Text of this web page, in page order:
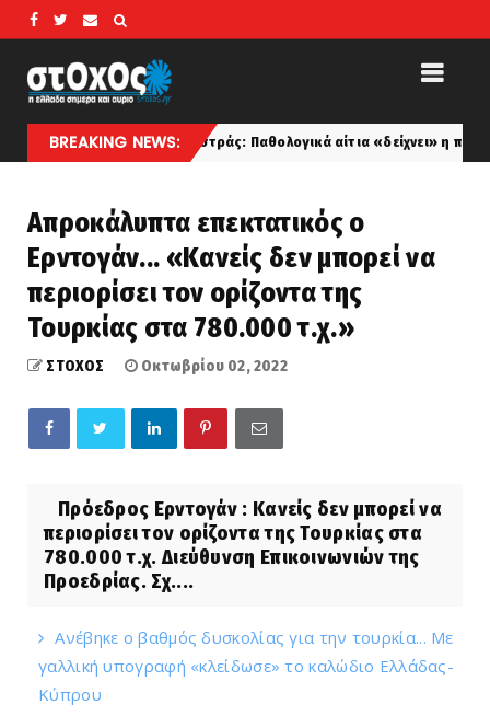
BREAKING NEWS:
Μυστράς: Παθολογικά αίτια «δείχνει» η πρώτη
Απροκάλυπτα επεκτατικός ο
Ερντογάν... «Κανείς δεν μπορεί να
περιορίσει τον ορίζοντα της
Τουρκίας στα 780.000 τ.χ.»
ΣΤΟΧΟΣ Οκτωβρίου 02, 2022
Πρόεδρος Ερντογάν : Κανείς δεν μπορεί να
περιορίσει τον ορίζοντα της Τουρκίας στα
780.000 τ.χ. Διεύθυνση Επικοινωνιών της
Προεδρίας. Σχ....
Ανέβηκε ο βαθμός δυσκολίας για την τουρκία... Με
γαλλική υπογραφή «κλείδωσε» το καλώδιο Ελλάδας-
Κύπρου